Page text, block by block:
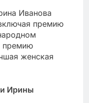
Иванова
премию
премию
женская
Ирины